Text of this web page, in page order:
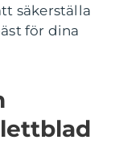
säkerställa
för dina